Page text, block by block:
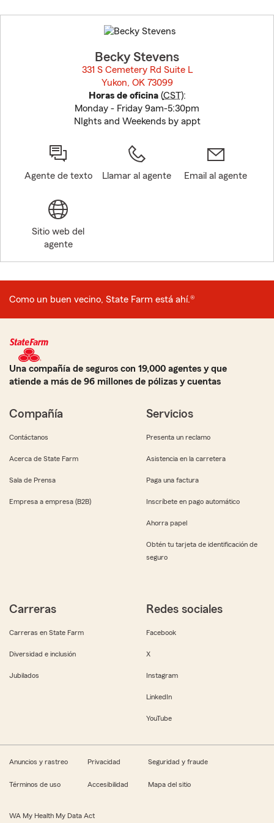
to
before
Becky Stevens
331 S Cemetery Rd Suite L
Yukon, OK 73099
Horas de oficina(CST):
Monday - Friday 9am-5:30pm
NIghts and Weekends by appt
Agente de texto Llamar al agente Email al agente
Sitio web del
agente
Como un buen vecino, State Farm está ahí.®
Una compañía de seguros con 19,000 agentes y que
atiende a más de 96 millones de pólizas y cuentas
Compañía
Contáctanos
Acerca de State Farm
Sala de Prensa
Empresa a empresa (B2B)
Servicios
Presenta un reclamo
Asistencia en la carretera
Paga una factura
Inscríbete en pago automático
Ahorra papel
Obtén tu tarjeta de identificación de
seguro
Carreras
Carreras en State Farm
Diversidad e inclusión
Jubilados
Redes sociales
Facebook
X
Instagram
LinkedIn
YouTube
Anuncios y rastreo Privacidad Seguridad y fraude
Términos de uso Accesibilidad Mapa del sitio
WA My Health My Data Act